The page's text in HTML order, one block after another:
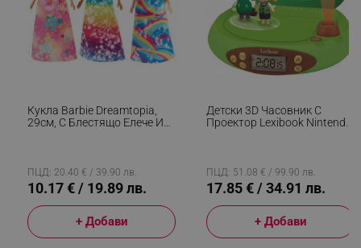
Кукла Barbie Dreamtopia,
29см, С Блестящо Елече И
ПЦД: 20.40 € / 39.90 лв.
10.17 € / 19.89 лв.
+ Добави
Детски 3D Часовник С
Проектор Lexibook Nintendo
ПЦД: 51.08 € / 99.90 лв.
17.85 € / 34.91 лв.
+ Добави